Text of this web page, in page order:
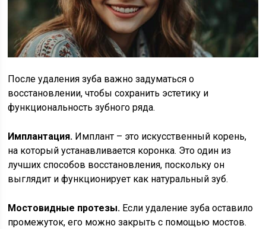
После удаления зуба важно задуматься о
восстановлении, чтобы сохранить эстетику и
функциональность зубного ряда.
Имплантация. Имплант – это искусственный корень,
на который устанавливается коронка. Это один из
лучших способов восстановления, поскольку он
выглядит и функционирует как натуральный зуб.
Мостовидные протезы. Если удаление зуба оставило
промежуток, его можно закрыть с помощью мостов.